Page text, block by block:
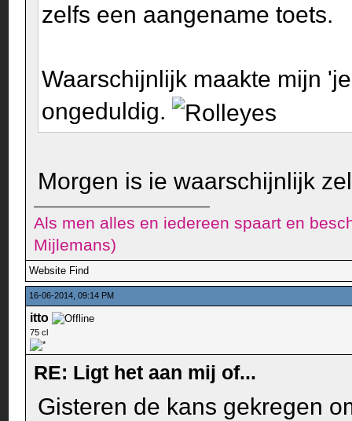
zelfs een aangename toets.
Waarschijnlijk maakte mijn
ongeduldig.
Morgen is ie waarschijnlijk
Als men alles en iedereen spaart en
Mijlemans)
Website Find
16-06-2014, 09:14 PM
itto
75 cl
RE: Ligt het aan mij of...
Gisteren de kans gekregen